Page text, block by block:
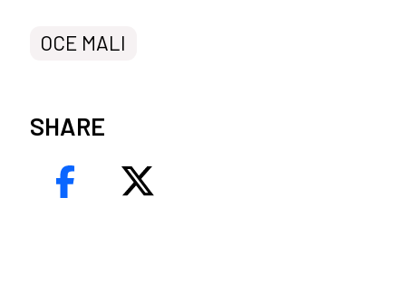
OCE MALI
SHARE